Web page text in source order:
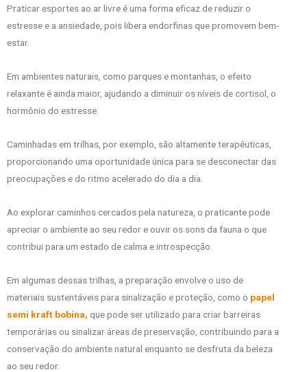
Praticar esportes ao ar livre é uma forma eficaz de reduzir o
estresse e a ansiedade, pois libera endorfinas que promovem bem-
estar.
Em ambientes naturais, como parques e montanhas, o efeito
relaxante é ainda maior, ajudando a diminuir os níveis de cortisol, o
hormônio do estresse.
Caminhadas em trilhas, por exemplo, são altamente terapêuticas,
proporcionando uma oportunidade única para se desconectar das
preocupações e do ritmo acelerado do dia a dia.
Ao explorar caminhos cercados pela natureza, o praticante pode
apreciar o ambiente ao seu redor e ouvir os sons da fauna o que
contribui para um estado de calma e introspecção.
Em algumas dessas trilhas, a preparação envolve o uso de
materiais sustentáveis para sinalização e proteção, como o papel
semi kraft bobina, que pode ser utilizado para criar barreiras
temporárias ou sinalizar áreas de preservação, contribuindo para a
conservação do ambiente natural enquanto se desfruta da beleza
ao seu redor.